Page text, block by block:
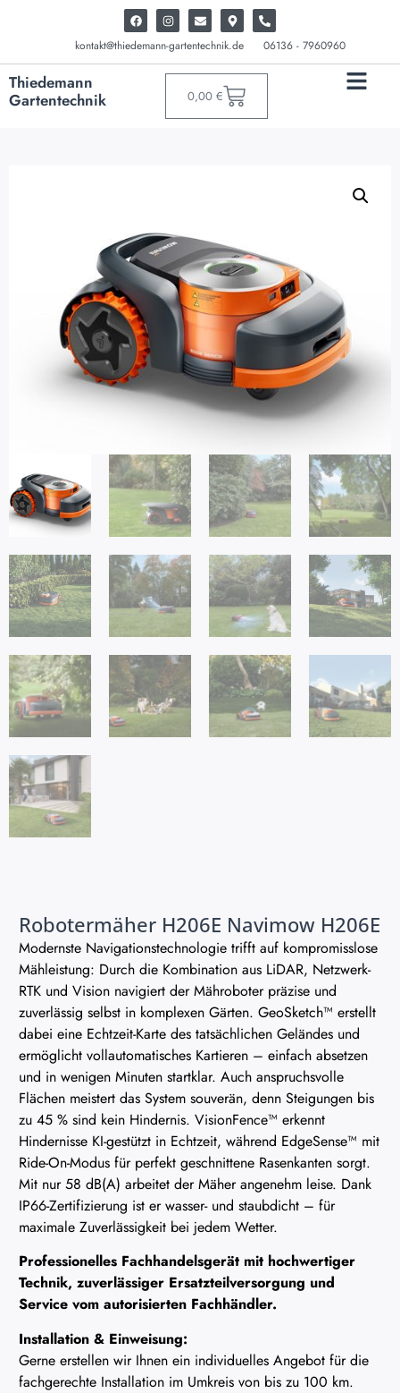
kontakt@thiedemann-gartentechnik.de 06136 - 7960960
Thiedemann
Gartentechnik
0,00 €
Robotermäher H206E Navimow H206E
Modernste Navigationstechnologie trifft auf kompromisslose
Mähleistung: Durch die Kombination aus LiDAR, Netzwerk-
RTK und Vision navigiert der Mähroboter präzise und
zuverlässig selbst in komplexen Gärten. GeoSketch™ erstellt
dabei eine Echtzeit-Karte des tatsächlichen Geländes und
ermöglicht vollautomatisches Kartieren – einfach absetzen
und in wenigen Minuten startklar. Auch anspruchsvolle
Flächen meistert das System souverän, denn Steigungen bis
zu 45 % sind kein Hindernis. VisionFence™ erkennt
Hindernisse KI-gestützt in Echtzeit, während EdgeSense™ mit
Ride-On-Modus für perfekt geschnittene Rasenkanten sorgt.
Mit nur 58 dB(A) arbeitet der Mäher angenehm leise. Dank
IP66-Zertifizierung ist er wasser- und staubdicht – für
maximale Zuverlässigkeit bei jedem Wetter.
Professionelles Fachhandelsgerät mit hochwertiger
Technik, zuverlässiger Ersatzteilversorgung und
Service vom autorisierten Fachhändler.
Installation & Einweisung:
Gerne erstellen wir Ihnen ein individuelles Angebot für die
fachgerechte Installation im Umkreis von bis zu 100 km.